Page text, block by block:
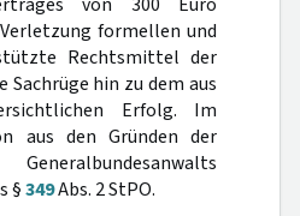
formellen und
Rechtsmittel der
hin zu dem aus
Erfolg. Im
aus den Gründen der
§349Abs. 2 StPO.